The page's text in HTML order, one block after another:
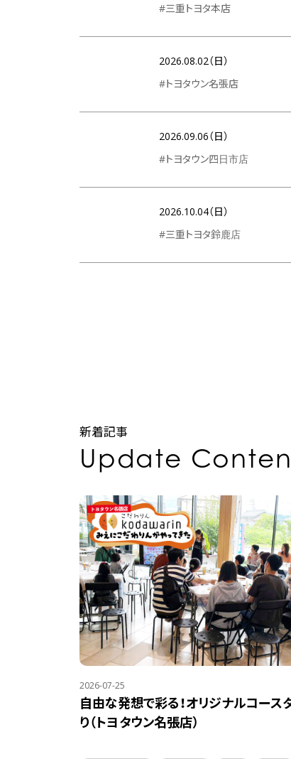
#三重トヨタ本店
2026.08.02（日）
#トヨタウン名張店
2026.09.06（日）
#トヨタウン四日市店
2026.10.04（日）
#三重トヨタ鈴鹿店
新着記事
Update
2026-07-25
自由な発想で彩る！オリジナルコース
り（トヨタウン名張店）